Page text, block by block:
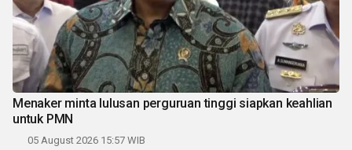
Menaker minta lulusan perguruan tinggi siapkan keahlian
untuk PMN
05 August 2026 15:57 WIB